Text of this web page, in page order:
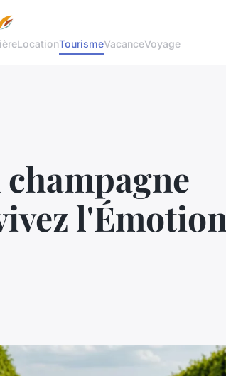
LocationTourismeVacanceVoyage
l'Émotion